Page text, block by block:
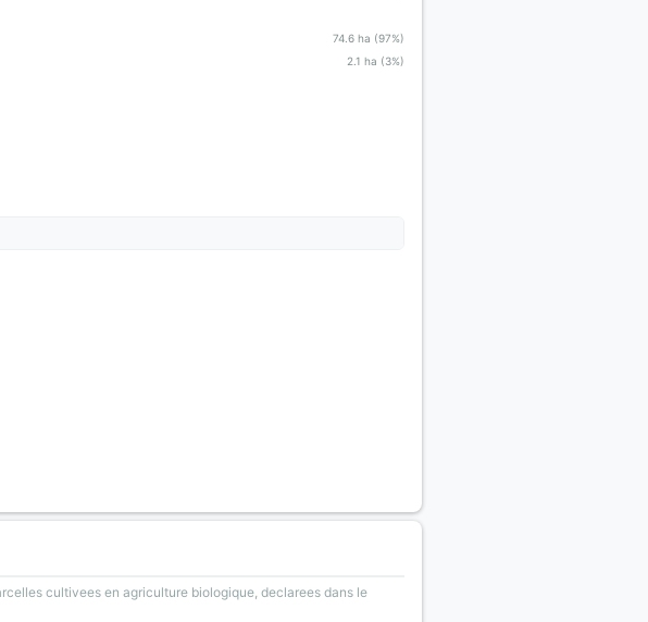
74.6 ha (97%)
2.1 ha (3%)
cultivees en agriculture biologique, declarees dans le